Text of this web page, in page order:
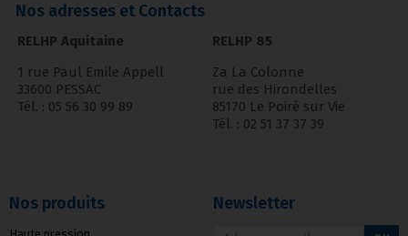
Nos adresses et Contacts
RELHP Aquitaine
1 rue Paul Emile Appell
33600 PESSAC
Tél. : 05 56 30 99 89
RELHP 85
Za La Colonne
rue des Hirondelles
85170 Le Poiré sur Vie
Tél. : 02 51 37 37 39
Nos produits Newsletter